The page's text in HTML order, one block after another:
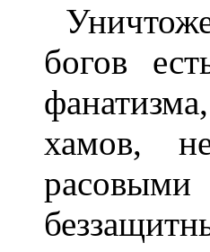
богов
хамов,